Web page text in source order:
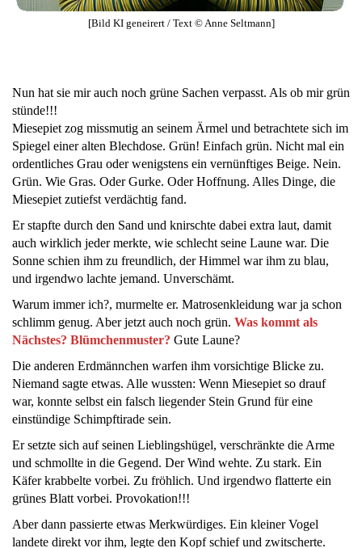
[Bild KI geneirert / Text © Anne Seltmann]
Nun hat sie mir auch noch grüne Sachen verpasst. Als ob mir grün
stünde!!!
Miesepiet zog missmutig an seinem Ärmel und betrachtete sich im
Spiegel einer alten Blechdose. Grün! Einfach grün. Nicht mal ein
ordentliches Grau oder wenigstens ein vernünftiges Beige. Nein.
Grün. Wie Gras. Oder Gurke. Oder Hoffnung. Alles Dinge, die
Miesepiet zutiefst verdächtig fand.
Er stapfte durch den Sand und knirschte dabei extra laut, damit
auch wirklich jeder merkte, wie schlecht seine Laune war. Die
Sonne schien ihm zu freundlich, der Himmel war ihm zu blau,
und irgendwo lachte jemand. Unverschämt.
Warum immer ich?, murmelte er. Matrosenkleidung war ja schon
schlimm genug. Aber jetzt auch noch grün. Was kommt als
Nächstes? Blümchenmuster? Gute Laune?
Die anderen Erdmännchen warfen ihm vorsichtige Blicke zu.
Niemand sagte etwas. Alle wussten: Wenn Miesepiet so drauf
war, konnte selbst ein falsch liegender Stein Grund für eine
einstündige Schimpftirade sein.
Er setzte sich auf seinen Lieblingshügel, verschränkte die Arme
und schmollte in die Gegend. Der Wind wehte. Zu stark. Ein
Käfer krabbelte vorbei. Zu fröhlich. Und irgendwo flatterte ein
grünes Blatt vorbei. Provokation!!!
Aber dann passierte etwas Merkwürdiges. Ein kleiner Vogel
landete direkt vor ihm, legte den Kopf schief und zwitscherte.